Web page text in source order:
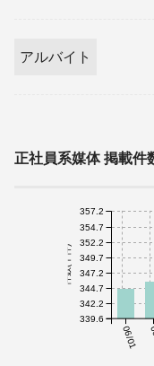
アルバイト
正社員系媒体 掲載件
06/01
件数(千件)
339.6
342.2
344.7
347.2
349.7
352.2
354.7
357.2